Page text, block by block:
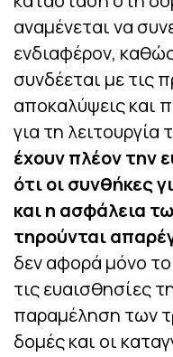
αναμένεται να
ενδιαφέρον,
συνδέεται με τις
αποκαλύψεις και
για τη λειτουργία
έχουν πλέον την
ότι οι συνθήκες
και η ασφάλεια
τηρούνται
δεν αφορά μόνο
τις ευαισθησίες
παραμέληση των
δομές και οι